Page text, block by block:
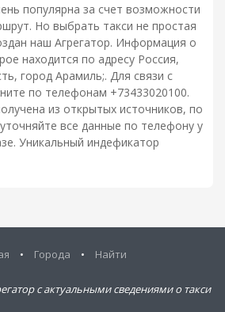
популярна за счет возможности
Но выбрать такси не простая
наш Агрегатор. Информация о
находится по адресу Россия,
город Арамиль;. Для связи с
по телефонам +73433020100.
из открытых источников, по
все данные по телефону у
Уникальный индефикатор
• Города • Найти
с актуальными сведениями о такси